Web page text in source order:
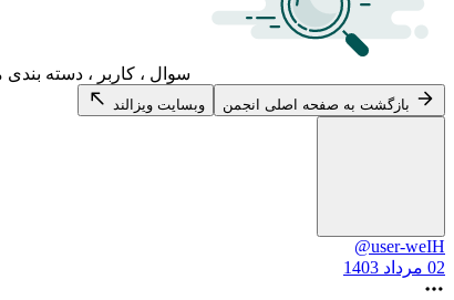
سوال ، کاربر ، دسته
بازگشت به صفحه اصلی انجمن وبسایت ویزالند
@user-weIH
02 مرداد 1403